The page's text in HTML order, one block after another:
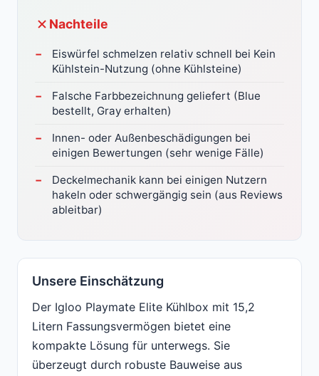
Nachteile
Eiswürfel schmelzen relativ schnell bei Kein
Kühlstein-Nutzung (ohne Kühlsteine)
Falsche Farbbezeichnung geliefert (Blue
bestellt, Gray erhalten)
Innen- oder Außenbeschädigungen bei
einigen Bewertungen (sehr wenige Fälle)
Deckelmechanik kann bei einigen Nutzern
hakeln oder schwergängig sein (aus Reviews
ableitbar)
Unsere Einschätzung
Der Igloo Playmate Elite Kühlbox mit 15,2
Litern Fassungsvermögen bietet eine
kompakte Lösung für unterwegs. Sie
überzeugt durch robuste Bauweise aus